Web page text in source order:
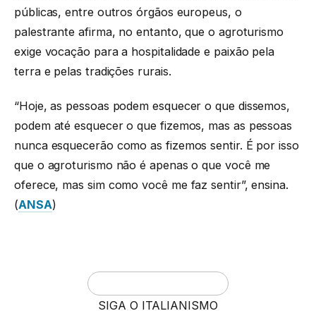
públicas, entre outros órgãos europeus, o
palestrante afirma, no entanto, que o agroturismo
exige vocação para a hospitalidade e paixão pela
terra e pelas tradições rurais.
“Hoje, as pessoas podem esquecer o que dissemos,
podem até esquecer o que fizemos, mas as pessoas
nunca esquecerão como as fizemos sentir. É por isso
que o agroturismo não é apenas o que você me
oferece, mas sim como você me faz sentir”, ensina.
(ANSA)
SIGA O ITALIANISMO